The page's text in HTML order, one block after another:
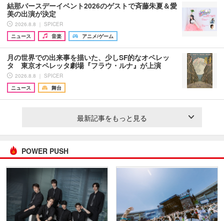
結那バースデーイベント2026のゲストで斉藤朱夏＆愛
美の出演が決定
2026.8.8 ｜ SPICER
ニュース
音楽 アニメ/ゲーム
月の世界での出来事を描いた、少しSF的なオペレッ
タ 東京オペレッタ劇場『フラウ・ルナ』が上演
2026.8.8 ｜ SPICER
ニュース
舞台
最新記事をもっと見る
POWER PUSH